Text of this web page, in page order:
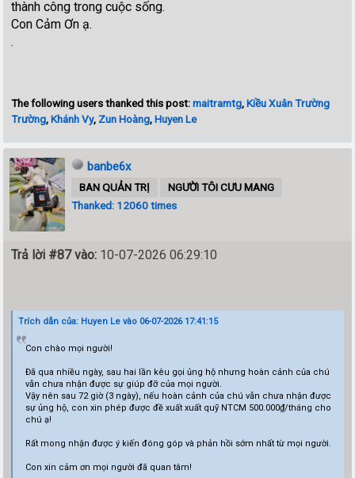
thành công trong cuộc sống.
Con Cảm Ơn ạ.
.
The following users thanked this post:maitramtg,Kiều Xuân Trường
Trường,Khánh Vy, Zun Hoàng,Huyen Le
banbe6x
BAN QUẢN TRỊ
NGƯỜI TÔI CƯU MANG
Thanked: 12060 times
Trả lời #87 vào: 10-07-2026 06:29:10
Trích dẫn của: Huyen Le vào 06-07-2026 17:41:15
Con chào mọi người!
Đã qua nhiều ngày, sau hai lần kêu gọi ủng hộ nhưng hoàn cảnh của chú
vẫn chưa nhận được sự giúp đỡ của mọi người.
Vậy nên sau 72 giờ (3 ngày), nếu hoàn cảnh của chú vẫn chưa nhận được
sự ủng hộ, con xin phép được đề xuất xuất quỹ NTCM 500.000₫/tháng cho
chú ạ!
Rất mong nhận được ý kiến đóng góp và phản hồi sớm nhất từ mọi người.
Con xin cảm ơn mọi người đã quan tâm!